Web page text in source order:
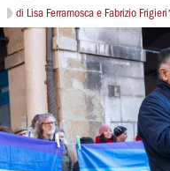
di Lisa Ferramosca e Fabrizio